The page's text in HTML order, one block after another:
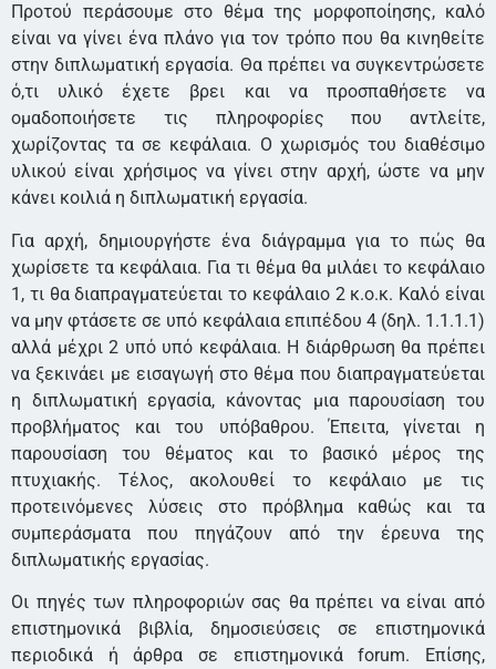
Προτού περάσουμε στο θέμα της μορφοποίησης, καλό
είναι να γίνει ένα πλάνο για τον τρόπο που θα κινηθείτε
στην διπλωματική εργασία. Θα πρέπει να συγκεντρώσετε
ό,τι υλικό έχετε βρει και να προσπαθήσετε να
ομαδοποιήσετε τις πληροφορίες που αντλείτε,
χωρίζοντας τα σε κεφάλαια. Ο χωρισμός του διαθέσιμο
υλικού είναι χρήσιμος να γίνει στην αρχή, ώστε να μην
κάνει κοιλιά η διπλωματική εργασία.
Για αρχή, δημιουργήστε ένα διάγραμμα για το πώς θα
χωρίσετε τα κεφάλαια. Για τι θέμα θα μιλάει το κεφάλαιο
1, τι θα διαπραγματεύεται το κεφάλαιο 2 κ.ο.κ. Καλό είναι
να μην φτάσετε σε υπό κεφάλαια επιπέδου 4 (δηλ. 1.1.1.1)
αλλά μέχρι 2 υπό υπό κεφάλαια. Η διάρθρωση θα πρέπει
να ξεκινάει με εισαγωγή στο θέμα που διαπραγματεύεται
η διπλωματική εργασία, κάνοντας μια παρουσίαση του
προβλήματος και του υπόβαθρου. Έπειτα, γίνεται η
παρουσίαση του θέματος και το βασικό μέρος της
πτυχιακής. Τέλος, ακολουθεί το κεφάλαιο με τις
προτεινόμενες λύσεις στο πρόβλημα καθώς και τα
συμπεράσματα που πηγάζουν από την έρευνα της
διπλωματικής εργασίας.
Οι πηγές των πληροφοριών σας θα πρέπει να είναι από
επιστημονικά βιβλία, δημοσιεύσεις σε επιστημονικά
περιοδικά ή άρθρα σε επιστημονικά forum. Επίσης,